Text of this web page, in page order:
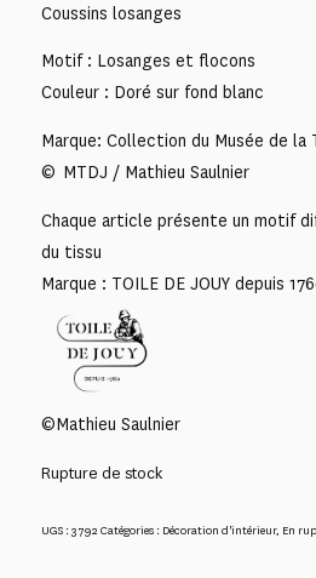
Coussins losanges
Motif : Losanges et flocons
Couleur : Doré sur fond blanc
Marque: Collection du Musée de la
© MTDJ / Mathieu Saulnier
Chaque article présente un motif
du tissu
Marque : TOILE DE JOUY depuis
©Mathieu Saulnier
Rupture de stock
UGS :3792Catégories : Décoration d'intérieur, En